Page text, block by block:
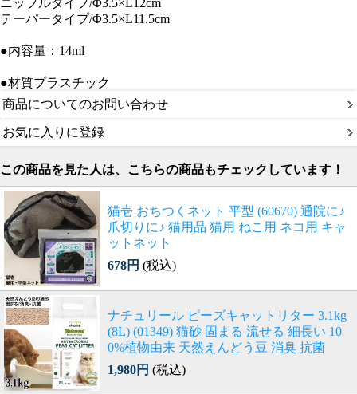
ニップルタイプ/Φ3.5×L12cm
テーパータイプ/Φ3.5×L11.5cm
●内容量：14ml
●材質プラスチック
商品についてのお問い合わせ
お気に入りに登録
この商品を見た人は、こちらの商品もチェックしています！
猫壱 おちつくネット 平型 (60670) 通院に♪
爪切りに♪ 猫用品 猫用 ねこ用 ネコ用 キャ
ットネット
678円 (税込)
ナチュリール ピーズキャットリター 3.1kg
(8L) (01349) 猫砂 固まる 流せる 細長い 10
0%植物由来 天然えんどう豆 消臭 抗菌
1,980円 (税込)